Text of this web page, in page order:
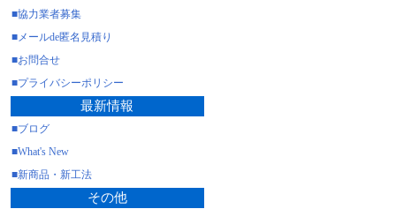
■協力業者募集
■メールde匿名見積り
■お問合せ
■プライバシーポリシー
最新情報
■ブログ
■What's New
■新商品・新工法
その他